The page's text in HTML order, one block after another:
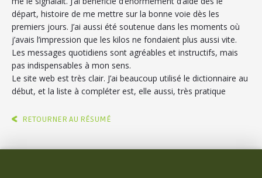
départ, histoire de me mettre sur la bonne voie dès les
premiers jours. J’ai aussi été soutenue dans les moments où
j’avais l’impression que les kilos ne fondaient plus aussi vite.
Les messages quotidiens sont agréables et instructifs, mais
pas indispensables à mon sens.
Le site web est très clair. J’ai beaucoup utilisé le dictionnaire au
début, et la liste à compléter est, elle aussi, très pratique
RETOURNER AU RÉSUMÉ